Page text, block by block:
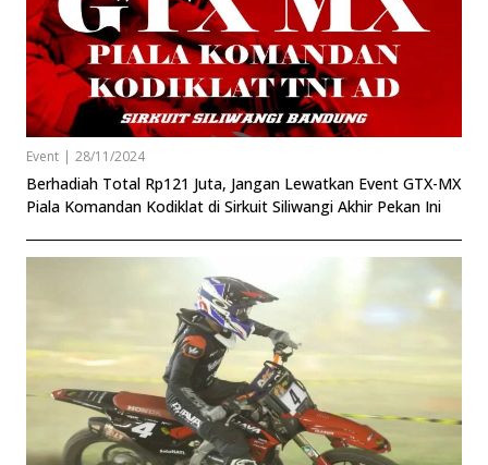
Event | 28/11/2024
Berhadiah Total Rp121 Juta, Jangan Lewatkan Event GTX-MX
Piala Komandan Kodiklat di Sirkuit Siliwangi Akhir Pekan Ini